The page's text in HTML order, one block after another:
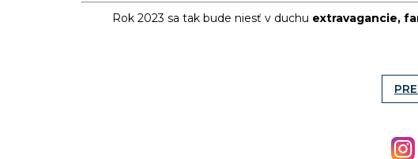
Rok 2023 sa tak bude niesť v duchu extravagancie,